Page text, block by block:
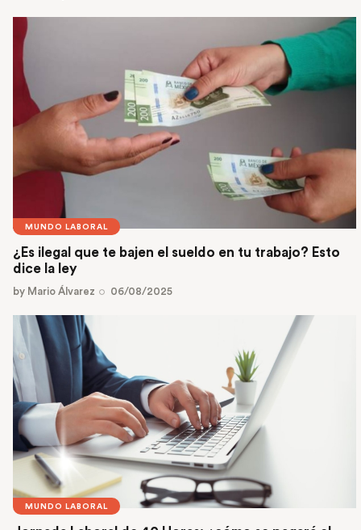
MUNDO LABORAL
¿Es ilegal que te bajen el sueldo en tu trabajo? Esto
dice la ley
by Mario Álvarez 06/08/2025
MUNDO LABORAL